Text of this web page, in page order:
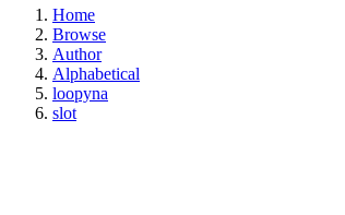
Home
Browse
Author
Alphabetical
loopyna
slot